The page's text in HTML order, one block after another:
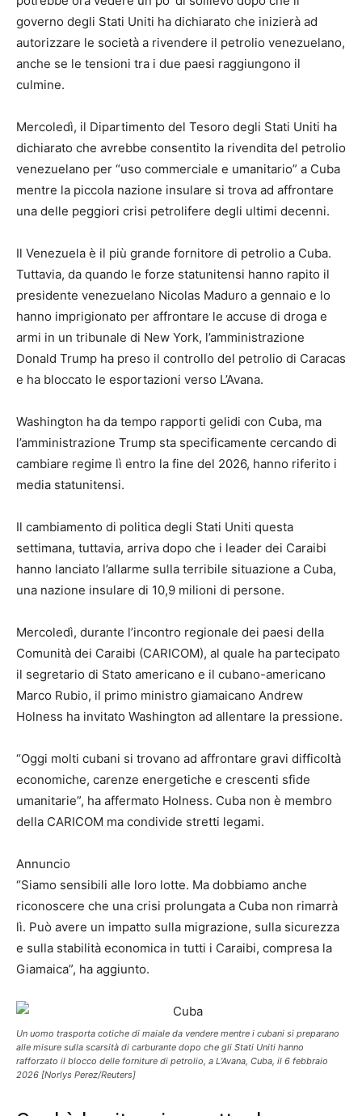
governo degli Stati Uniti ha dichiarato che inizierà ad
autorizzare le società a rivendere il petrolio venezuelano,
anche se le tensioni tra i due paesi raggiungono il
culmine.
Mercoledì, il Dipartimento del Tesoro degli Stati Uniti ha
dichiarato che avrebbe consentito la rivendita del petrolio
venezuelano per “uso commerciale e umanitario” a Cuba
mentre la piccola nazione insulare si trova ad affrontare
una delle peggiori crisi petrolifere degli ultimi decenni.
Il Venezuela è il più grande fornitore di petrolio a Cuba.
Tuttavia, da quando le forze statunitensi hanno rapito il
presidente venezuelano Nicolas Maduro a gennaio e lo
hanno imprigionato per affrontare le accuse di droga e
armi in un tribunale di New York, l’amministrazione
Donald Trump ha preso il controllo del petrolio di Caracas
e ha bloccato le esportazioni verso L’Avana.
Washington ha da tempo rapporti gelidi con Cuba, ma
l’amministrazione Trump sta specificamente cercando di
cambiare regime lì entro la fine del 2026, hanno riferito i
media statunitensi.
Il cambiamento di politica degli Stati Uniti questa
settimana, tuttavia, arriva dopo che i leader dei Caraibi
hanno lanciato l’allarme sulla terribile situazione a Cuba,
una nazione insulare di 10,9 milioni di persone.
Mercoledì, durante l’incontro regionale dei paesi della
Comunità dei Caraibi (CARICOM), al quale ha partecipato
il segretario di Stato americano e il cubano-americano
Marco Rubio, il primo ministro giamaicano Andrew
Holness ha invitato Washington ad allentare la pressione.
“Oggi molti cubani si trovano ad affrontare gravi difficoltà
economiche, carenze energetiche e crescenti sfide
umanitarie”, ha affermato Holness. Cuba non è membro
della CARICOM ma condivide stretti legami.
Annuncio
“Siamo sensibili alle loro lotte. Ma dobbiamo anche
riconoscere che una crisi prolungata a Cuba non rimarrà
lì. Può avere un impatto sulla migrazione, sulla sicurezza
e sulla stabilità economica in tutti i Caraibi, compresa la
Giamaica”, ha aggiunto.
Un uomo trasporta cotiche di maiale da vendere mentre i cubani si preparano
alle misure sulla scarsità di carburante dopo che gli Stati Uniti hanno
rafforzato il blocco delle forniture di petrolio, a L’Avana, Cuba, il 6 febbraio
2026 [Norlys Perez/Reuters]